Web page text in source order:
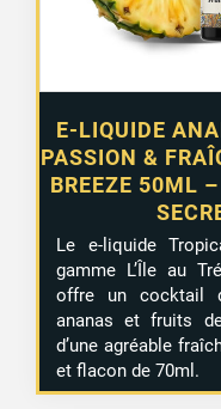
E-LIQUIDE
PASSION &
BREEZE 50ML –
Le e-liquide
gamme L’Île au
offre un cocktail
ananas et fruits
d’une agréable
et flacon de 70ml.